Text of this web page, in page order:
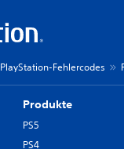
PlayStation-Fehlercodes
Produkte
PS5
PS4